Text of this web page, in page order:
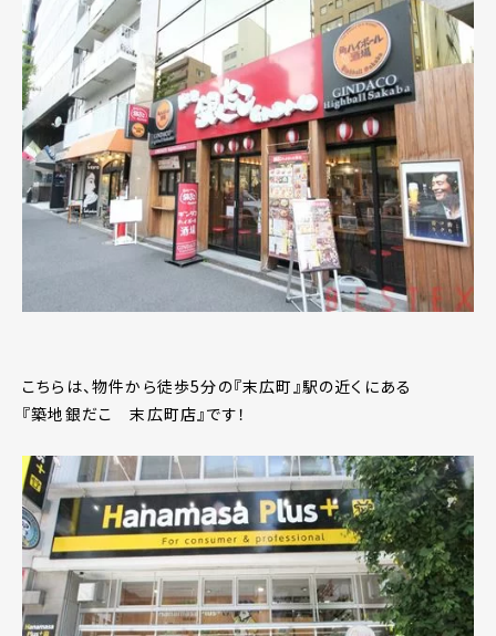
こちらは、物件から徒歩5分の『末広町』駅の近くにある
『築地銀だこ 末広町店』です！